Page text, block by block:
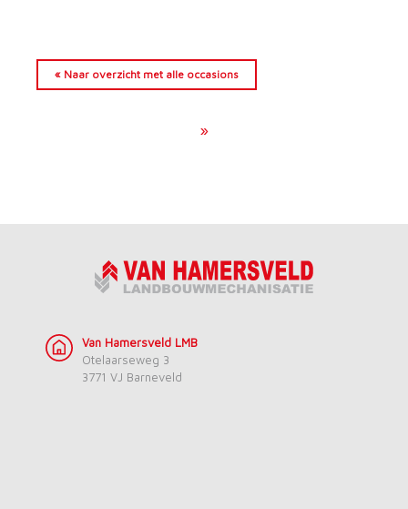
« Naar overzicht met alle occasions
»
Van Hamersveld LMB
Otelaarseweg 3
3771 VJ Barneveld